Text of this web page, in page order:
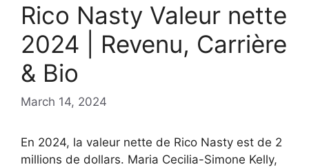
Rico Nasty Valeur nette
2024 | Revenu, Carrière
& Bio
March 14, 2024
En 2024, la valeur nette de Rico Nasty est de 2
millions de dollars. Maria Cecilia-Simone Kelly,